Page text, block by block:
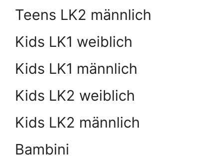
Teens LK2 männlich
Kids LK1 weiblich
Kids LK1 männlich
Kids LK2 weiblich
Kids LK2 männlich
Bambini